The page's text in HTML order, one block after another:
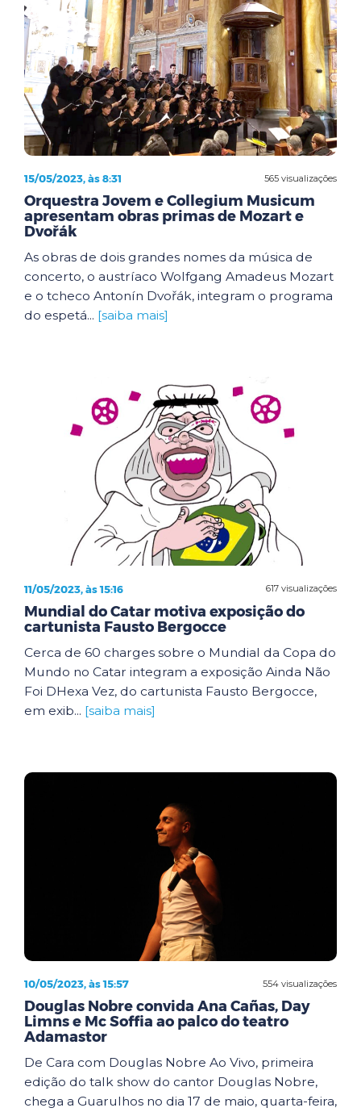
565 visualizações
15/05/2023, às 8:31
Orquestra Jovem e Collegium Musicum
apresentam obras primas de Mozart e
Dvořák
As obras de dois grandes nomes da música de
concerto, o austríaco Wolfgang Amadeus Mozart
e o tcheco Antonín Dvořák, integram o programa
do espetá... [saiba mais]
617 visualizações
11/05/2023, às 15:16
Mundial do Catar motiva exposição do
cartunista Fausto Bergocce
Cerca de 60 charges sobre o Mundial da Copa do
Mundo no Catar integram a exposição Ainda Não
Foi DHexa Vez, do cartunista Fausto Bergocce,
em exib... [saiba mais]
554 visualizações
10/05/2023, às 15:57
Douglas Nobre convida Ana Cañas, Day
Limns e Mc Soffia ao palco do teatro
Adamastor
De Cara com Douglas Nobre Ao Vivo, primeira
edição do talk show do cantor Douglas Nobre,
chega a Guarulhos no dia 17 de maio, quarta-feira,